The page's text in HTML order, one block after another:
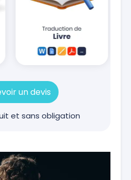
un devis
et sans obligation